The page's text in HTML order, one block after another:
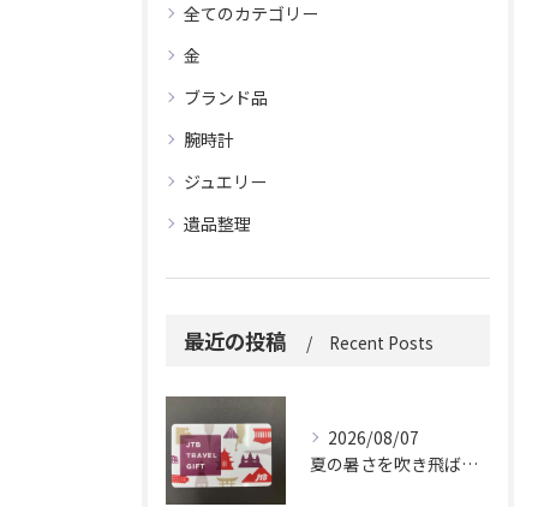
全てのカテゴリー
金
ブランド品
腕時計
ジュエリー
遺品整理
最近の投稿 Recent Posts
2026/08/07
夏の暑さを吹き飛ばしに来てください。